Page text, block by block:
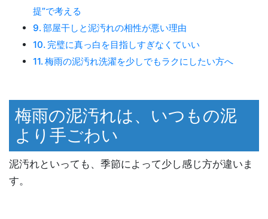
提”で考える
部屋干しと泥汚れの相性が悪い理由
完璧に真っ白を目指しすぎなくていい
梅雨の泥汚れ洗濯を少しでもラクにしたい方へ
梅雨の泥汚れは、いつもの泥
より手ごわい
泥汚れといっても、季節によって少し感じ方が違いま
す。